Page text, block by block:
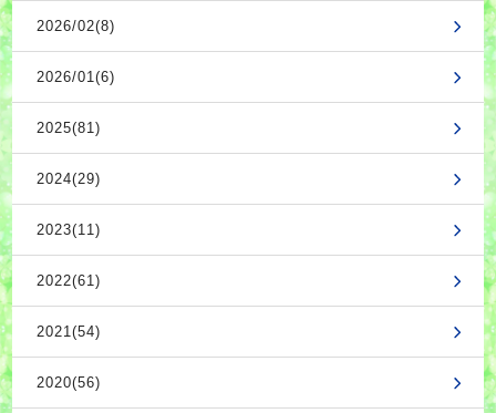
2026/02(8)
2026/01(6)
2025(81)
2024(29)
2023(11)
2022(61)
2021(54)
2020(56)